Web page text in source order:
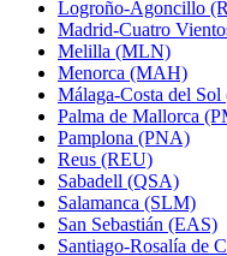
Logroño-Agoncillo
Madrid-Cuatro
Melilla (MLN)
Menorca (MAH)
Málaga-Costa del
Palma de Mallorca
Pamplona (PNA)
Reus (REU)
Sabadell (QSA)
Salamanca (SLM)
San Sebastián (EAS)
Santiago-Rosalía de